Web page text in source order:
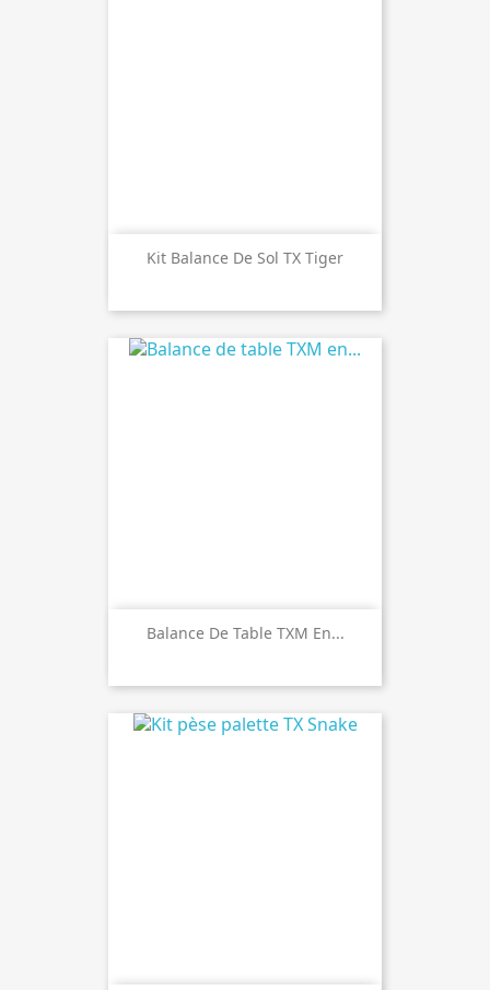
Kit Balance De Sol TX Tiger
Balance De Table TXM En...